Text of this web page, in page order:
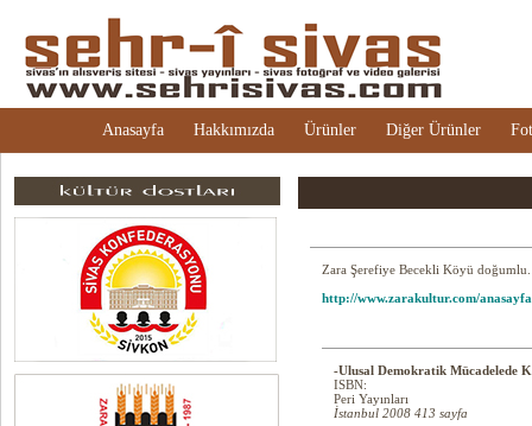
Anasayfa Hakkımızda Ürünler Diğer Ürünler
Zara Şerefiye Becekli Köyü doğumlu.
http://www.zarakultur.com/
-Ulusal Demokratik Mücadelede
ISBN:
Peri Yayınları
İstanbul 2008 413 sayfa